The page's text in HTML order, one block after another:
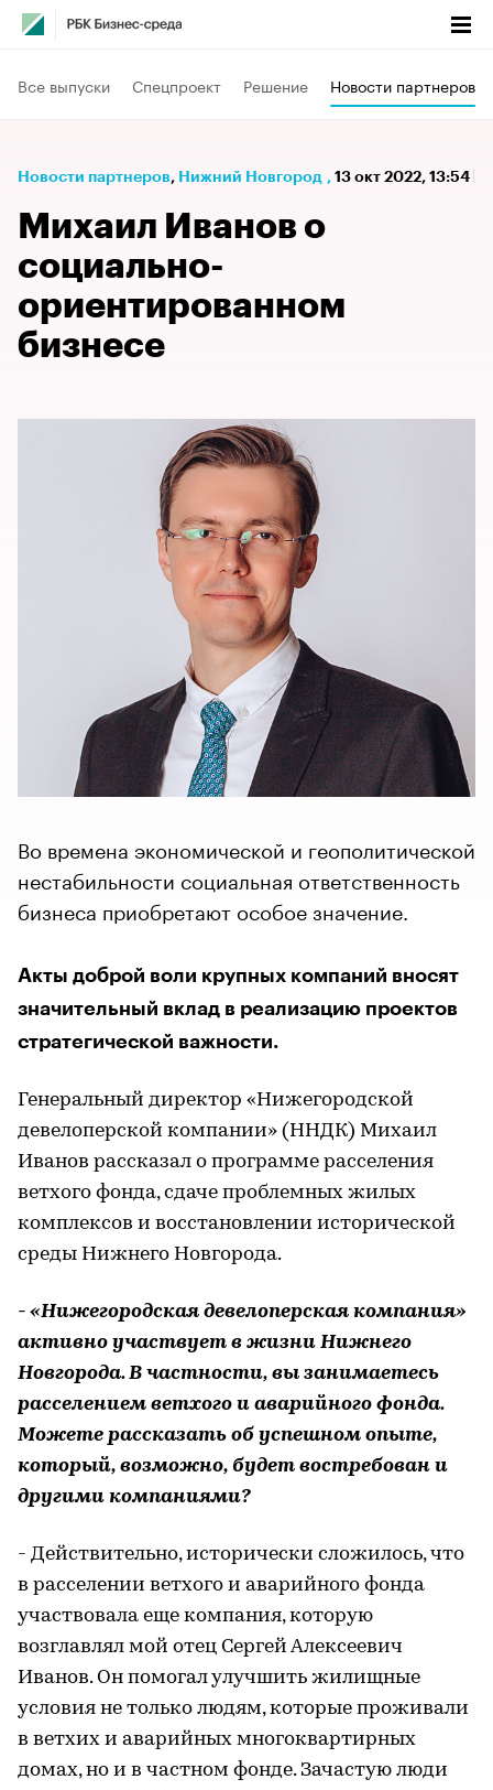
Все выпуски Спецпроект Решение Новости партнеров
Новости партнеров⁠, Нижний Новгород , 13 окт 2022, 13:54
Михаил Иванов о
социально-
ориентированном
бизнесе
Во времена экономической и геополитической
нестабильности социальная ответственность
бизнеса приобретают особое значение.
Акты доброй воли крупных компаний вносят
значительный вклад в реализацию проектов
стратегической важности.
Генеральный директор «Нижегородской
девелоперской компании» (ННДК) Михаил
Иванов рассказал о программе расселения
ветхого фонда, сдаче проблемных жилых
комплексов и восстановлении исторической
среды Нижнего Новгорода.
- «Нижегородская девелоперская компания»
активно участвует в жизни Нижнего
Новгорода. В частности, вы занимаетесь
расселением ветхого и аварийного фонда.
Можете рассказать об успешном опыте,
который, возможно, будет востребован и
другими компаниями?
- Действительно, исторически сложилось, что
в расселении ветхого и аварийного фонда
участвовала еще компания, которую
возглавлял мой отец Сергей Алексеевич
Иванов. Он помогал улучшить жилищные
условия не только людям, которые проживали
в ветхих и аварийных многоквартирных
домах, но и в частном фонде. Зачастую люди